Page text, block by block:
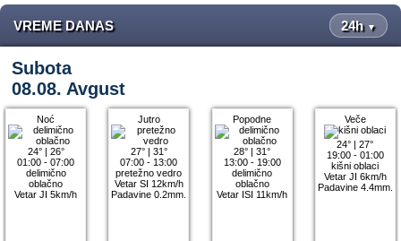
VREME DANAS 24h ▼
Subota
08.08. Avgust
Noć
24°| 26°
01:00 - 07:00
delimično
oblačno
Vetar JI 5km/h
Jutro
27°| 31°
07:00 - 13:00
pretežno vedro
Vetar SI 12km/h
Padavine 0.2mm.
Popodne
28° |31°
13:00 - 19:00
delimično
oblačno
Vetar ISI 11km/h
Veče
24° |27°
19:00 - 01:00
kišni oblaci
Vetar JI 6km/h
Padavine 4.4mm.